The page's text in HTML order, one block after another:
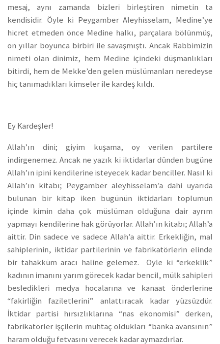
mesaj, aynı zamanda bizleri birleştiren nimetin ta
kendisidir. Öyle ki Peygamber Aleyhisselam, Medine’ye
hicret etmeden önce Medine halkı, parçalara bölünmüş,
on yıllar boyunca birbiri ile savaşmıştı. Ancak Rabbimizin
nimeti olan dinimiz, hem Medine içindeki düşmanlıkları
bitirdi, hem de Mekke’den gelen müslümanları neredeyse
hiç tanımadıkları kimseler ile kardeş kıldı.
Ey Kardeşler!
Allah’ın dini; giyim kuşama, oy verilen partilere
indirgenemez. Ancak ne yazık ki iktidarlar dünden bugüne
Allah’ın ipini kendilerine isteyecek kadar benciller. Nasıl ki
Allah’ın kitabı; Peygamber aleyhisselam’a dahi uyarıda
bulunan bir kitap iken bugünün iktidarları toplumun
içinde kimin daha çok müslüman olduğuna dair ayrım
yapmayı kendilerine hak görüyorlar. Allah’ın kitabı; Allah’a
aittir. Din sadece ve sadece Allah’a aittir. Erkekliğin, mal
sahiplerinin, iktidar partilerinin ve fabrikatörlerin elinde
bir tahakküm aracı haline gelemez. Öyle ki “erkeklik”
kadının imanını yarım görecek kadar bencil, mülk sahipleri
besledikleri medya hocalarına ve kanaat önderlerine
“fakirliğin faziletlerini” anlattıracak kadar yüzsüzdür.
İktidar partisi hırsızlıklarına “nas ekonomisi” derken,
fabrikatörler işçilerin muhtaç oldukları “banka avansının”
haram olduğu fetvasını verecek kadar aymazdırlar.